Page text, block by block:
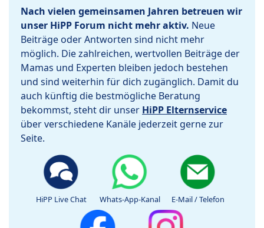
Nach vielen gemeinsamen Jahren betreuen wir
unser HiPP Forum nicht mehr aktiv. Neue
Beiträge oder Antworten sind nicht mehr
möglich. Die zahlreichen, wertvollen Beiträge der
Mamas und Experten bleiben jedoch bestehen
und sind weiterhin für dich zugänglich. Damit du
auch künftig die bestmögliche Beratung
bekommst, steht dir unser HiPP Elternservice
über verschiedene Kanäle jederzeit gerne zur
Seite.
HiPP Live Chat Whats-App-Kanal E-Mail / Telefon